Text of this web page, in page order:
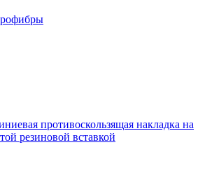
противоскользящая накладка на
резиновой вставкой